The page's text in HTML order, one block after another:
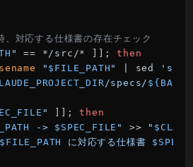
対応する仕様書の存在チェック
" == */src/* ]]; then
" $FILE_PATH " | sed
's/
/specs/
" ]]; then
-> $SPEC_FILE " >> "
$FILE_PATH に対応する仕様書